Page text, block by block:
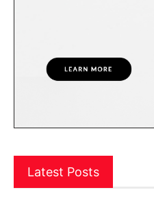
Latest Posts